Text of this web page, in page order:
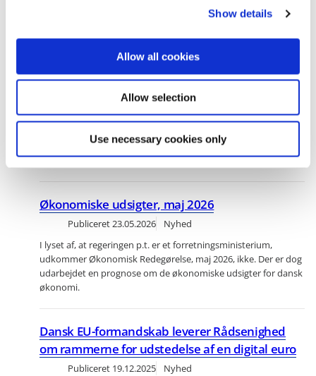
Show details
Allow all cookies
Allow selection
Use necessary cookies only
Pia Olsen Dyhr er udnævnt som ny økonomi- og
indenrigsminister
Publiceret03.06.2026
Nyhed
Pia Olsen Dyhr bliver ny økonomi- og indenrigsminister. Pia
Olsen Dyhr er formand for SF og har tidligere været blandt
andet transportminister.Læs mere om Pia Olsen Dyhr her.
Økonomiske udsigter, maj 2026
Publiceret23.05.2026
Nyhed
I lyset af, at regeringen p.t. er et forretningsministerium,
udkommer Økonomisk Redegørelse, maj 2026, ikke. Der er dog
udarbejdet en prognose om de økonomiske udsigter for dansk
økonomi.
Dansk EU-formandskab leverer Rådsenighed
om rammerne for udstedelse af en digital euro
Publiceret 19.12.2025
Nyhed